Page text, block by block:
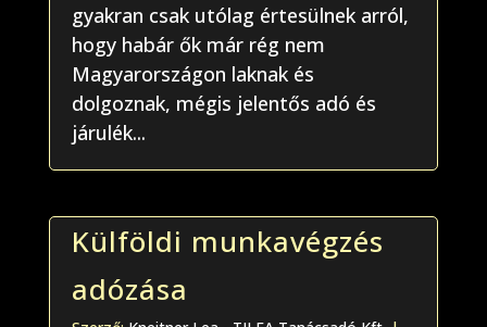
gyakran csak utólag értesülnek arról,
hogy habár ők már rég nem
Magyarországon laknak és
dolgoznak, mégis jelentős adó és
járulék...
Külföldi munkavégzés
adózása